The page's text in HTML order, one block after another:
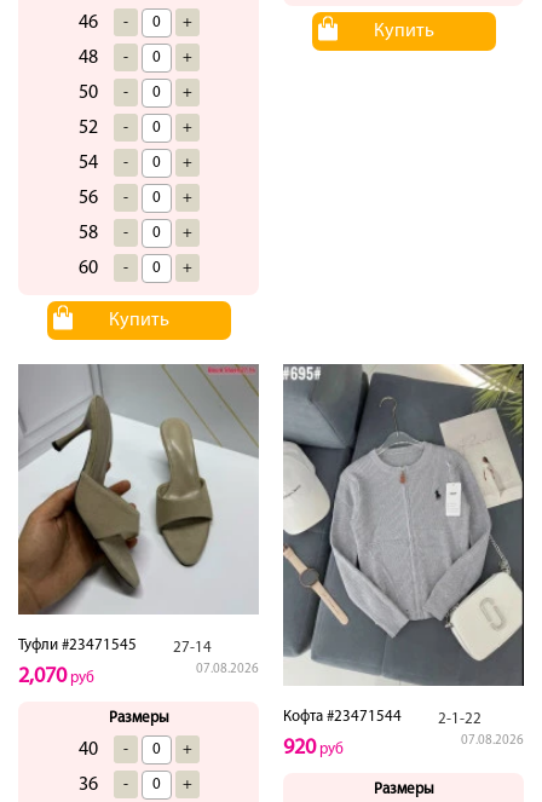
46 - +
48 - +
50 - +
52 - +
54 - +
56 - +
58 - +
60 - +
Купить
Купить
Туфли #23471545 27-14
07.08.2026
2,070руб
Размеры
40 - +
36 - +
Кофта #23471544 2-1-22
07.08.2026
920руб
Размеры